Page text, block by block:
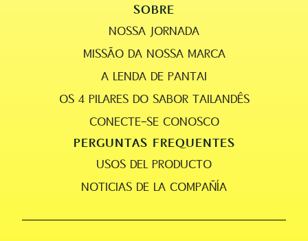
SOBRE
NOSSA JORNADA
MISSÃO DA NOSSA MARCA
A LENDA DE PANTAI
OS 4 PILARES DO SABOR TAILANDÊS
CONECTE-SE CONOSCO
PERGUNTAS FREQUENTES
USOS DEL PRODUCTO
NOTICIAS DE LA COMPAÑÍA